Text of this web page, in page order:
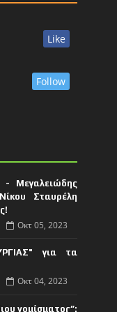
Like
Follow
- Μεγαλειώδης
Σταυρέλη
Οκτ 05, 2023
για τα
Οκτ 04, 2023
νομίσματος”: